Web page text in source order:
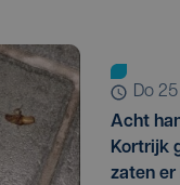
do
Acht
Kortrijk
zaten er